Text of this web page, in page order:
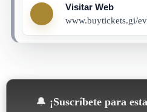
Visitar Web
🔔 ¡Suscríbete para